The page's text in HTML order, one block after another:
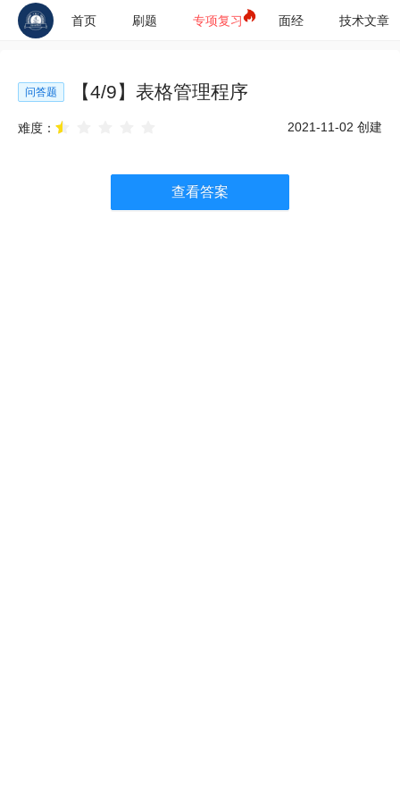
首页 刷题 专项复习 面经 技术文章
问答题 【4/9】 表格管理程序
难度： 2021-11-02 创建
查看答案